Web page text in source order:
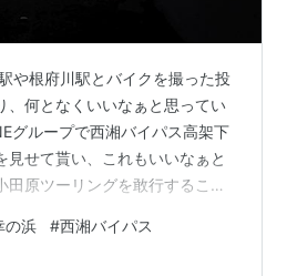
や根府川駅とバイクを撮った投
、何となくいいなぁと思ってい
グループで西湘バイパス高架下
見せて貰い、これもいいなぁと
田原ツーリングを敢行すること
が、海沿いの幹線道路を走る
1時間半ほどで到着、御幸の浜
の浜 #西湘バイパス